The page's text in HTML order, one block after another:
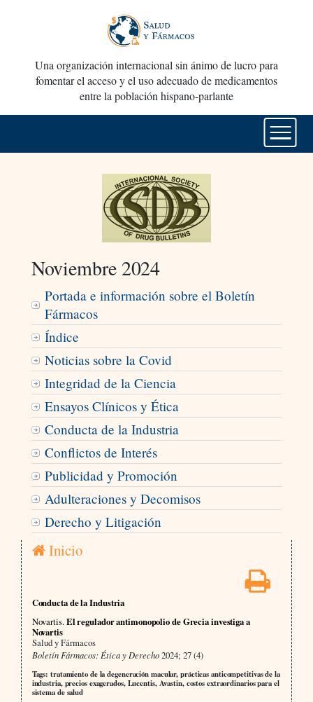
Una organización internacional sin ánimo de lucro para
fomentar el acceso y el uso adecuado de medicamentos
entre la población hispano-parlante
Noviembre 2024
Portada e información sobre el Boletín
Fármacos
Índice
Noticias sobre la Covid
Integridad de la Ciencia
Ensayos Clínicos y Ética
Conducta de la Industria
Conflictos de Interés
Publicidad y Promoción
Adulteraciones y Decomisos
Derecho y Litigación
Inicio
Conducta de la Industria
Novartis.El regulador antimonopolio de Grecia investiga a
Novartis
Salud y Fármacos
Boletín Fármacos: Ética y Derecho2024; 27 (4)
Tags: tratamiento de la degeneración macular, prácticas anticompetitivas de la
industria, precios exagerados, Lucentis, Avastin, costos extraordinarios para el
sistema de salud